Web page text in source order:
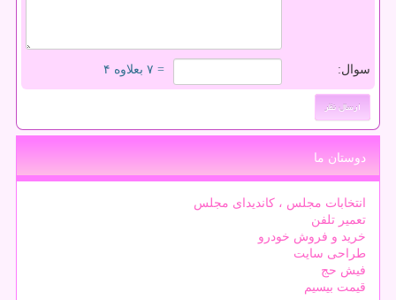
سوال: = ۷ بعلاوه ۴
دوستان ما
انتخابات مجلس ، کاندیدای مجلس
تعمیر تلفن
خرید و فروش خودرو
طراحی سایت
فیش حج
قیمت بیسیم